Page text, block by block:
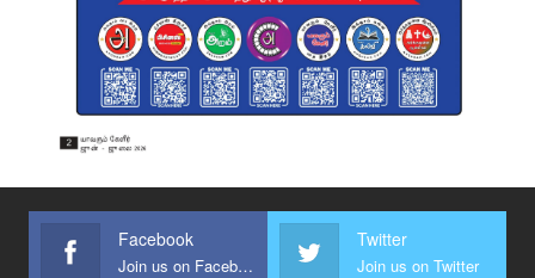
Facebook
Join us on Facebook
Twitter
Join us on Twitter